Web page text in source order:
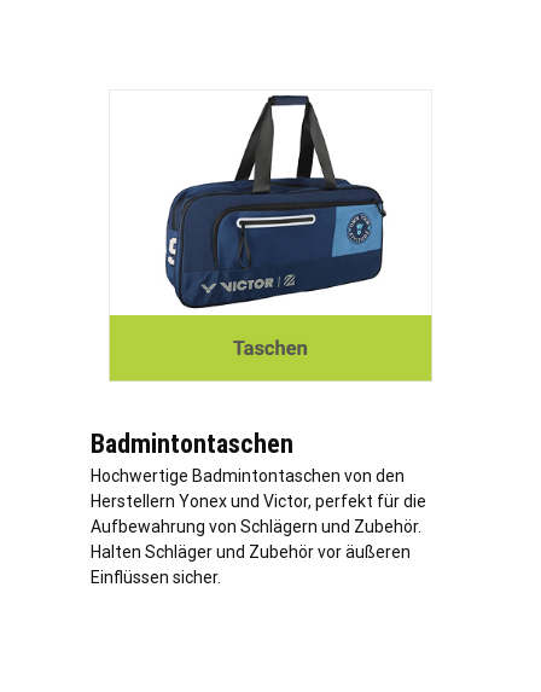
Badmintontaschen
Hochwertige Badmintontaschen von den
Herstellern Yonex und Victor, perfekt für die
Aufbewahrung von Schlägern und Zubehör.
Halten Schläger und Zubehör vor äußeren
Einflüssen sicher.